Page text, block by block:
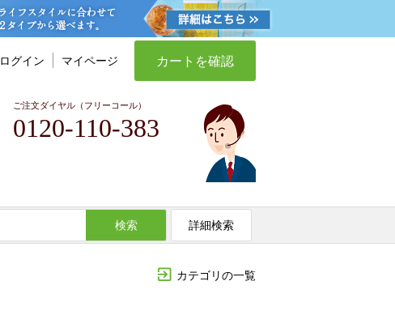
ログイン マイページ カートを確認
ご注文ダイヤル（フリーコール）
0120-110-383
検索 詳細検索
カテゴリの一覧